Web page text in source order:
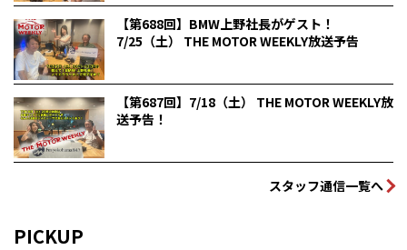
【第688回】BMW上野社長がゲスト！
7/25（土） THE MOTOR WEEKLY放送予告
【第687回】7/18（土） THE MOTOR WEEKLY放
送予告！
スタッフ通信一覧へ
PICKUP